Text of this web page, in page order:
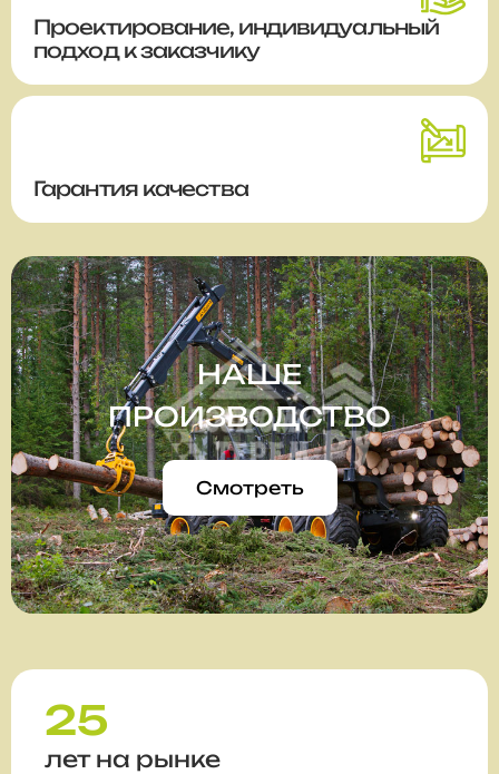
Проектирование, индивидуальный
подход к заказчику
Гарантия качества
НАШЕ
ПРОИЗВОДСТВО
Смотреть
25
лет на рынке